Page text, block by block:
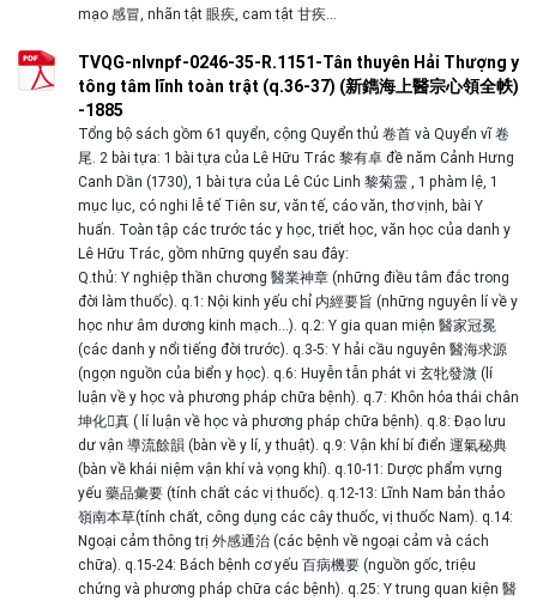
mạo 感冒, nhãn tật 眼疾, cam tật 甘疾…
TVQG-nlvnpf-0246-35-R.1151-Tân thuyên Hải Thượng y
tông tâm lĩnh toàn trật (q.36-37) (新鐫海上醫宗心領全帙)
-1885
Tổng bộ sách gồm 61 quyển, cộng Quyển thủ 卷首 và Quyển vĩ 卷
尾. 2 bài tựa: 1 bài tựa của Lê Hữu Trác 黎有卓 đề năm Cảnh Hưng
Canh Dần (1730), 1 bài tựa của Lê Cúc Linh 黎菊靈 , 1 phàm lệ, 1
mục lục, có nghi lễ tế Tiên sư, văn tế, cáo văn, thơ vịnh, bài Y
huấn. Toàn tập các trước tác y học, triết học, văn học của danh y
Lê Hữu Trác, gồm những quyển sau đây:
Q.thủ: Y nghiệp thần chương 醫業神章 (những điều tâm đắc trong
đời làm thuốc). q.1: Nội kinh yếu chỉ 内經要旨 (những nguyên lí về y
học như âm dương kinh mạch…). q.2: Y gia quan miện 醫家冠冕
(các danh y nổi tiếng đời trước). q.3-5: Y hải cầu nguyên 醫海求源
(ngọn nguồn của biển y học). q.6: Huyễn tẫn phát vi 玄牝發溦 (lí
luận về y học và phương pháp chữa bệnh). q.7: Khôn hóa thái chân
坤化񠈚真 ( lí luận về học và phương pháp chữa bệnh). q.8: Đạo lưu
dư vận 導流餘韻 (bàn về y lí, y thuật). q.9: Vận khí bí điển 運氣秘典
(bàn về khái niệm vận khí và vọng khí). q.10-11: Dược phẩm vựng
yếu 藥品彙要 (tính chất các vị thuốc). q.12-13: Lĩnh Nam bản thảo
嶺南本草(tính chất, công dụng các cây thuốc, vị thuốc Nam). q.14:
Ngoại cảm thông trị 外感通治 (các bệnh về ngoại cảm và cách
chữa). q.15-24: Bách bệnh cơ yếu 百病機要 (nguồn gốc, triệu
chứng và phương pháp chữa các bệnh). q.25: Y trung quan kiện 醫